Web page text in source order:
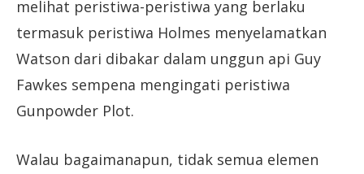
melihat peristiwa-peristiwa yang berlaku
termasuk peristiwa Holmes menyelamatkan
Watson dari dibakar dalam unggun api Guy
Fawkes sempena mengingati peristiwa
Gunpowder Plot.
Walau bagaimanapun, tidak semua elemen